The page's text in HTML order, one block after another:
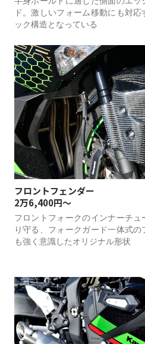
ド。激しいフォーム移動にも対
ック構造となっている
フロントフェンダー
2万6,400円～
フロントフォークのインナーチ
り守る、フォークガード一体式
も強く意識したオリジナル形状